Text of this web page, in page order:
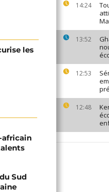
14:24
13:52
12:53
12:48
les
africain
Sud